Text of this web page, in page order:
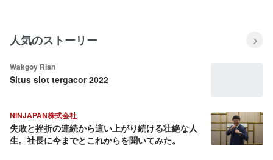
人気のストーリー
Wakgoy Rian
Situs slot tergacor 2022
NINJAPAN株式会社
失敗と挫折の連続から這い上がり続ける壮絶な人
生。社長に今までとこれからを聞いてみた。